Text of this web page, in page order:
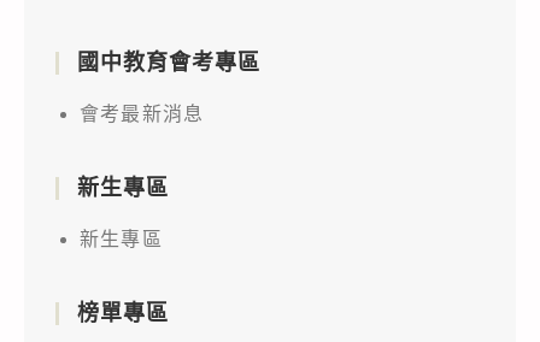
國中教育會考專區
會考最新消息
新生專區
新生專區
榜單專區